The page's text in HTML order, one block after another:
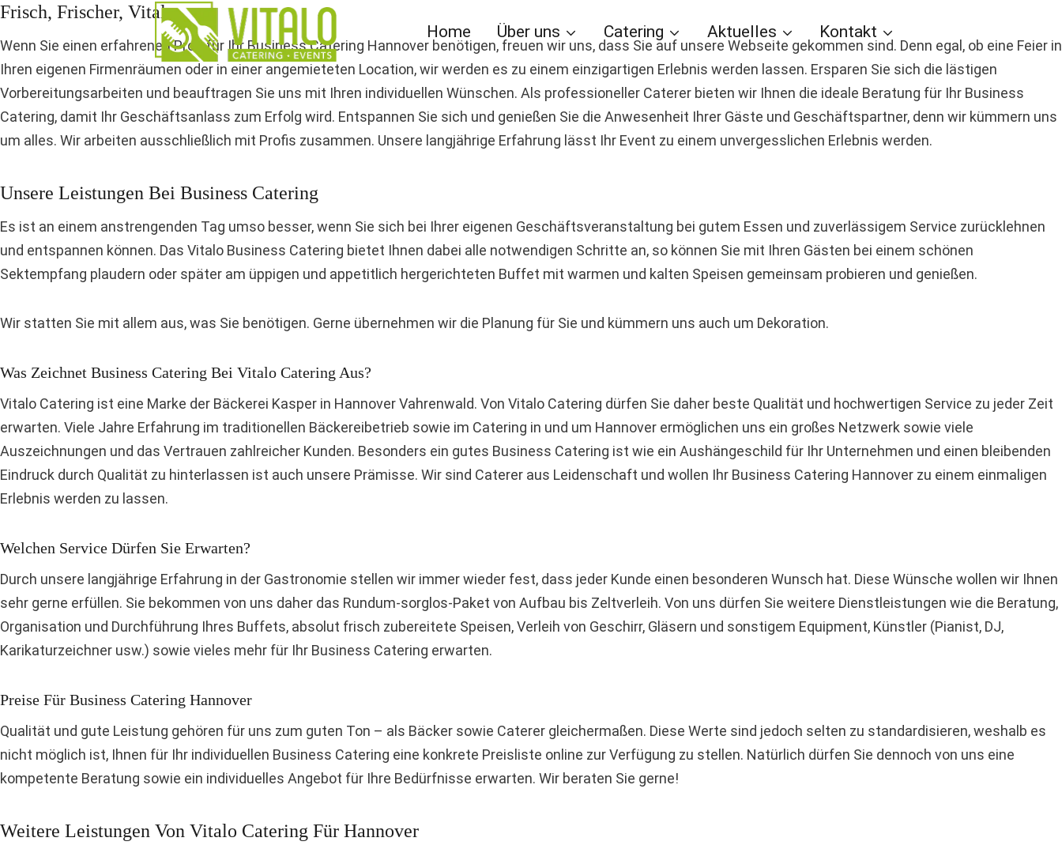
Zum
Home Über uns Catering Aktuelles Kontakt
Frisch, Frischer, Vitalo
Wenn Sie einen erfahrenen Profi für Ihr Business Catering Hannover benötigen, freuen wir uns, dass Sie auf unsere Webseite gekommen sind. Denn egal, ob eine Feier in
Ihren eigenen Firmenräumen oder in einer angemieteten Location, wir werden es zu einem einzigartigen Erlebnis werden lassen. Ersparen Sie sich die lästigen
Vorbereitungsarbeiten und beauftragen Sie uns mit Ihren individuellen Wünschen. Als professioneller Caterer bieten wir Ihnen die ideale Beratung für Ihr Business
Catering, damit Ihr Geschäftsanlass zum Erfolg wird. Entspannen Sie sich und genießen Sie die Anwesenheit Ihrer Gäste und Geschäftspartner, denn wir kümmern uns
um alles. Wir arbeiten ausschließlich mit Profis zusammen. Unsere langjährige Erfahrung lässt Ihr Event zu einem unvergesslichen Erlebnis werden.
Unsere Leistungen Bei Business Catering
Es ist an einem anstrengenden Tag umso besser, wenn Sie sich bei Ihrer eigenen Geschäftsveranstaltung bei gutem Essen und zuverlässigem Service zurücklehnen
und entspannen können. Das Vitalo Business Catering bietet Ihnen dabei alle notwendigen Schritte an, so können Sie mit Ihren Gästen bei einem schönen
Sektempfang plaudern oder später am üppigen und appetitlich hergerichteten Buffet mit warmen und kalten Speisen gemeinsam probieren und genießen.
Wir statten Sie mit allem aus, was Sie benötigen. Gerne übernehmen wir die Planung für Sie und kümmern uns auch um Dekoration.
Was Zeichnet Business Catering Bei Vitalo Catering Aus?
Vitalo Catering ist eine Marke der Bäckerei Kasper in Hannover Vahrenwald. Von Vitalo Catering dürfen Sie daher beste Qualität und hochwertigen Service zu jeder Zeit
erwarten. Viele Jahre Erfahrung im traditionellen Bäckereibetrieb sowie im Catering in und um Hannover ermöglichen uns ein großes Netzwerk sowie viele
Auszeichnungen und das Vertrauen zahlreicher Kunden. Besonders ein gutes Business Catering ist wie ein Aushängeschild für Ihr Unternehmen und einen bleibenden
Eindruck durch Qualität zu hinterlassen ist auch unsere Prämisse. Wir sind Caterer aus Leidenschaft und wollen Ihr Business Catering Hannover zu einem einmaligen
Erlebnis werden zu lassen.
Welchen Service Dürfen Sie Erwarten?
Durch unsere langjährige Erfahrung in der Gastronomie stellen wir immer wieder fest, dass jeder Kunde einen besonderen Wunsch hat. Diese Wünsche wollen wir Ihnen
sehr gerne erfüllen. Sie bekommen von uns daher das Rundum-sorglos-Paket von Aufbau bis Zeltverleih. Von uns dürfen Sie weitere Dienstleistungen wie die Beratung,
Organisation und Durchführung Ihres Buffets, absolut frisch zubereitete Speisen, Verleih von Geschirr, Gläsern und sonstigem Equipment, Künstler (Pianist, DJ,
Karikaturzeichner usw.) sowie vieles mehr für Ihr Business Catering erwarten.
Preise Für Business Catering Hannover
Qualität und gute Leistung gehören für uns zum guten Ton – als Bäcker sowie Caterer gleichermaßen. Diese Werte sind jedoch selten zu standardisieren, weshalb es
nicht möglich ist, Ihnen für Ihr individuellen Business Catering eine konkrete Preisliste online zur Verfügung zu stellen. Natürlich dürfen Sie dennoch von uns eine
kompetente Beratung sowie ein individuelles Angebot für Ihre Bedürfnisse erwarten. Wir beraten Sie gerne!
Weitere Leistungen Von Vitalo Catering Für Hannover